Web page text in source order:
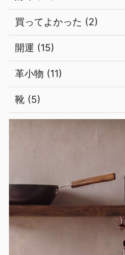
買ってよかった (2)
開運 (15)
革小物 (11)
靴 (5)